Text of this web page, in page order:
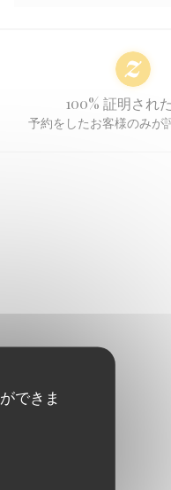
できま
100% 証明され
予約をしたお客様のみが